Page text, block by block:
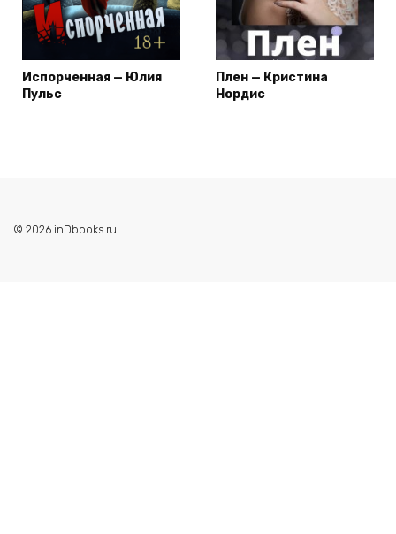
Испорченная — Юлия
Пульс
Плен — Кристина
Нордис
© 2026 inDbooks.ru